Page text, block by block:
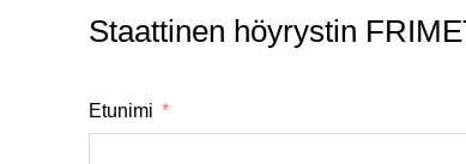
Staattinen höyrystin
Etunimi